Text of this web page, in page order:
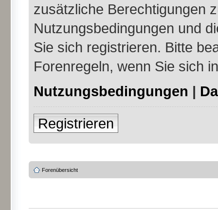
zusätzliche Berechtigungen
Nutzungsbedingungen und
Sie sich registrieren. Bitte
Forenregeln, wenn Sie sich
Nutzungsbedingungen |
Registrieren
Forenübersicht